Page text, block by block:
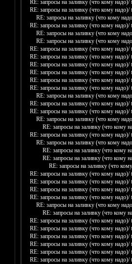
RE: запросы на заливку (что кому надо)/
RE: запросы на заливку (что кому надо)/
RE: запросы на заливку (что кому
RE: запросы на заливку (что кому надо)/
RE: запросы на заливку (что кому
RE: запросы на заливку (что кому
RE: запросы на заливку (что кому надо)/
RE: запросы на заливку (что кому надо)/
RE: запросы на заливку (что кому надо)/
RE: запросы на заливку (что кому надо)/
RE: запросы на заливку (что кому надо)/
RE: запросы на заливку (что кому надо)/
RE: запросы на заливку (что кому
RE: запросы на заливку (что кому надо)/
RE: запросы на заливку (что кому надо)/
RE: запросы на заливку (что кому
RE: запросы на заливку (что кому
RE: запросы на заливку (что кому надо)/
RE: запросы на заливку (что кому
RE: запросы на заливку (что кому
RE: запросы на заливку (что кому
RE: запросы на заливку (что
RE: запросы на заливку (что кому надо)/
RE: запросы на заливку (что кому надо)/
RE: запросы на заливку (что кому надо)/
RE: запросы на заливку (что кому надо)/
RE: запросы на заливку (что кому
RE: запросы на заливку (что кому
RE: запросы на заливку (что кому надо)/
RE: запросы на заливку (что кому надо)/
RE: запросы на заливку (что кому надо)/
RE: запросы на заливку (что кому надо)/
RE: запросы на заливку (что кому надо)/
RE: запросы на заливку (что кому надо)/